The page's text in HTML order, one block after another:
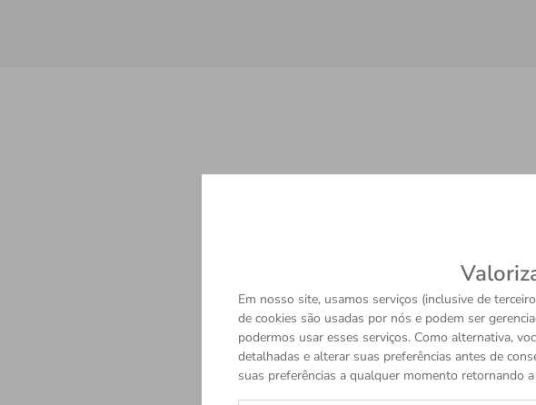
Em nosso site, usamos serviços (inclusive de
de cookies são usadas por nós e podem ser
podermos usar esses serviços. Como alternativa,
detalhadas e alterar suas preferências antes de
suas preferências a qualquer momento retornando
VOCÊ
TUDOR
BLACK BAY